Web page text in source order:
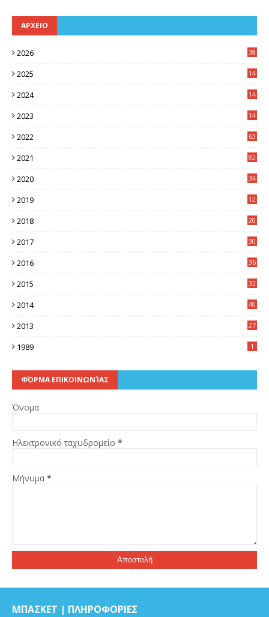
ΑΡΧΕΙΟ
2026 38
2025
14
2024
14
2023
14
2022 63
2021 82
2020 34
2019
12
2018
20
2017
30
2016
36
2015
33
2014
40
2013
27
1989 1
ΦΌΡΜΑ ΕΠΙΚΟΙΝΩΝΊΑΣ
Όνομα
Ηλεκτρονικό ταχυδρομείο *
Μήνυμα *
ΜΠΑΣΚΕΤ | ΠΛΗΡΟΦΟΡΙΕΣ